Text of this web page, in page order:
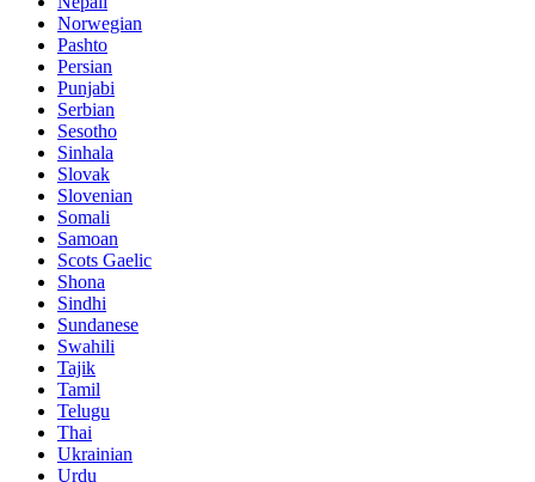
Norwegian
Pashto
Persian
Punjabi
Serbian
Sesotho
Sinhala
Slovak
Slovenian
Somali
Samoan
Scots Gaelic
Shona
Sindhi
Sundanese
Swahili
Tajik
Tamil
Telugu
Thai
Ukrainian
Urdu